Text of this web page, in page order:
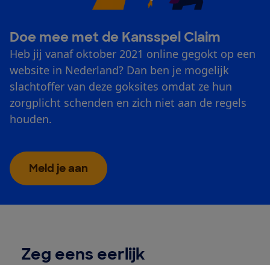
Doe mee met de Kansspel Claim
Heb jij vanaf oktober 2021 online gegokt op een
website in Nederland? Dan ben je mogelijk
slachtoffer van deze goksites omdat ze hun
zorgplicht schenden en zich niet aan de regels
houden.
Meld je aan
Zeg eens eerlijk